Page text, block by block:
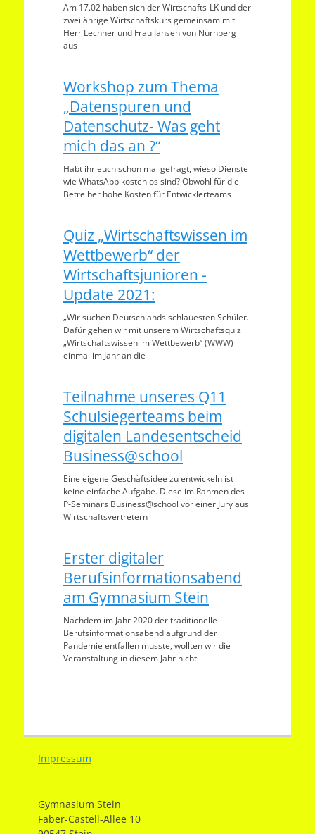
Am 17.02 haben sich der Wirtschafts-LK und der
zweijährige Wirtschaftskurs gemeinsam mit
Herr Lechner und Frau Jansen von Nürnberg
aus
Workshop zum Thema
„Datenspuren und
Datenschutz- Was geht
mich das an ?“
Habt ihr euch schon mal gefragt, wieso Dienste
wie WhatsApp kostenlos sind? Obwohl für die
Betreiber hohe Kosten für Entwicklerteams
Quiz „Wirtschaftswissen im
Wettbewerb“ der
Wirtschaftsjunioren -
Update 2021:
„Wir suchen Deutschlands schlauesten Schüler.
Dafür gehen wir mit unserem Wirtschaftsquiz
„Wirtschaftswissen im Wettbewerb“ (WWW)
einmal im Jahr an die
Teilnahme unseres Q11
Schulsiegerteams beim
digitalen Landesentscheid
Business@school
Eine eigene Geschäftsidee zu entwickeln ist
keine einfache Aufgabe. Diese im Rahmen des
P-Seminars Business@school vor einer Jury aus
Wirtschaftsvertretern
Erster digitaler
Berufsinformationsabend
am Gymnasium Stein
Nachdem im Jahr 2020 der traditionelle
Berufsinformationsabend aufgrund der
Pandemie entfallen musste, wollten wir die
Veranstaltung in diesem Jahr nicht
Impressum
Gymnasium Stein
Faber-Castell-Allee 10